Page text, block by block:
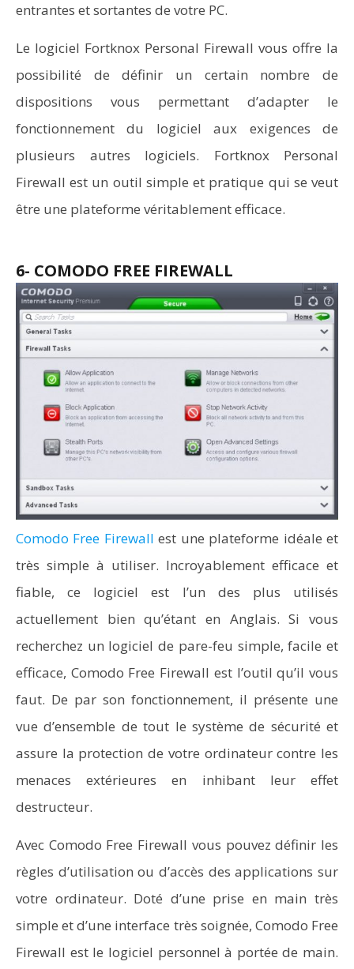
entrantes et sortantes de votre PC.
Le logiciel Fortknox Personal Firewall vous offre la
possibilité de définir un certain nombre de
dispositions vous permettant d’adapter le
fonctionnement du logiciel aux exigences de
plusieurs autres logiciels. Fortknox Personal
Firewall est un outil simple et pratique qui se veut
être une plateforme véritablement efficace.
6- COMODO FREE FIREWALL
Comodo Free Firewall est une plateforme idéale et
très simple à utiliser. Incroyablement efficace et
fiable, ce logiciel est l’un des plus utilisés
actuellement bien qu’étant en Anglais. Si vous
recherchez un logiciel de pare-feu simple, facile et
efficace, Comodo Free Firewall est l’outil qu’il vous
faut. De par son fonctionnement, il présente une
vue d’ensemble de tout le système de sécurité et
assure la protection de votre ordinateur contre les
menaces extérieures en inhibant leur effet
destructeur.
Avec Comodo Free Firewall vous pouvez définir les
règles d’utilisation ou d’accès des applications sur
votre ordinateur. Doté d’une prise en main très
simple et d’une interface très soignée, Comodo Free
Firewall est le logiciel personnel à portée de main.